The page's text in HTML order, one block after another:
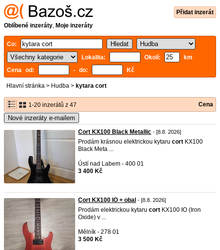
Přidat inzerát
Oblíbené inzeráty, Moje inzeráty
Co:
Lokalita:
Okolí:
km
Cena od:
- do: Kč
Hlavní stránka > Hudba > kytara cort
1-20 inzerátů z 47 Cena
Nové inzeráty e-mailem
Cort KX100 Black Metallic - [8.8. 2026]
Prodám krásnou elektrickou kytaru cort KX100
Black Meta ...
Ústí nad Labem - 400 01
3 400 Kč
Cort KX100 IO + obal - [8.8. 2026]
Prodám elektrickou kytaru cort KX100 IO (Iron
Oxide) v ...
Mělník - 278 01
3 500 Kč